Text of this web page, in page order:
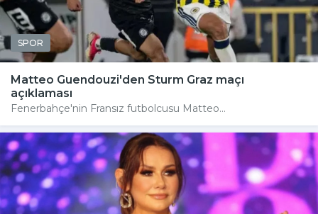
SPOR
Matteo Guendouzi'den Sturm Graz maçı
açıklaması
Fenerbahçe'nin Fransız futbolcusu Matteo...